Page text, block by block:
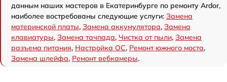
данным наших мастеров в Екатеринбурге по ремонту Ardor,
наиболее востребованы следующие услуги: Замена
материнской платы, Замена аккумулятора, Замена
клавиатуры, Замена тачпада, Чистка от пыли, Замена
разъема питания, Настройка ОС, Ремонт южного моста,
Замена шлейфа, Ремонт вебкамеры.